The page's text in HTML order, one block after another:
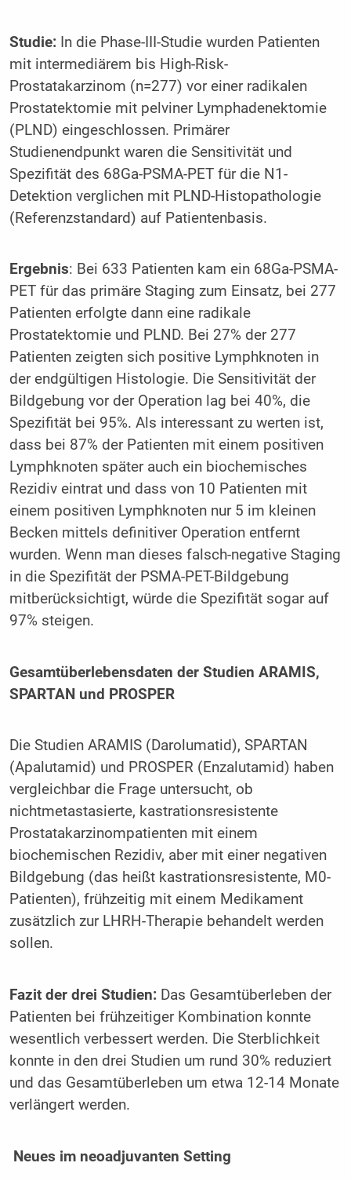
Studie:In die Phase-III-Studie wurden Patienten
mit intermediärem bis High-Risk-
Prostatakarzinom (n=277) vor einer radikalen
Prostatektomie mit pelviner Lymphadenektomie
(PLND) eingeschlossen. Primärer
Studienendpunkt waren die Sensitivität und
Spezifität des 68Ga-PSMA-PET für die N1-
Detektion verglichen mit PLND-Histopathologie
(Referenzstandard) auf Patientenbasis.
Ergebnis: Bei 633 Patienten kam ein 68Ga-PSMA-
PET für das primäre Staging zum Einsatz, bei 277
Patienten erfolgte dann eine radikale
Prostatektomie und PLND. Bei 27% der 277
Patienten zeigten sich positive Lymphknoten in
der endgültigen Histologie. Die Sensitivität der
Bildgebung vor der Operation lag bei 40%, die
Spezifität bei 95%. Als interessant zu werten ist,
dass bei 87% der Patienten mit einem positiven
Lymphknoten später auch ein biochemisches
Rezidiv eintrat und dass von 10 Patienten mit
einem positiven Lymphknoten nur 5 im kleinen
Becken mittels definitiver Operation entfernt
wurden. Wenn man dieses falsch-negative Staging
in die Spezifität der PSMA-PET-Bildgebung
mitberücksichtigt, würde die Spezifität sogar auf
97% steigen.
Gesamtüberlebensdaten der Studien ARAMIS,
SPARTAN und PROSPER
Die Studien ARAMIS (Darolumatid), SPARTAN
(Apalutamid) und PROSPER (Enzalutamid) haben
vergleichbar die Frage untersucht, ob
nichtmetastasierte, kastrationsresistente
Prostatakarzinompatienten mit einem
biochemischen Rezidiv, aber mit einer negativen
Bildgebung (das heißt kastrationsresistente, M0-
Patienten), frühzeitig mit einem Medikament
zusätzlich zur LHRH-Therapie behandelt werden
sollen.
Fazit der drei Studien:Das Gesamtüberleben der
Patienten bei frühzeitiger Kombination konnte
wesentlich verbessert werden. Die Sterblichkeit
konnte in den drei Studien um rund 30% reduziert
und das Gesamtüberleben um etwa 12-14 Monate
verlängert werden.
Neues im neoadjuvanten Setting